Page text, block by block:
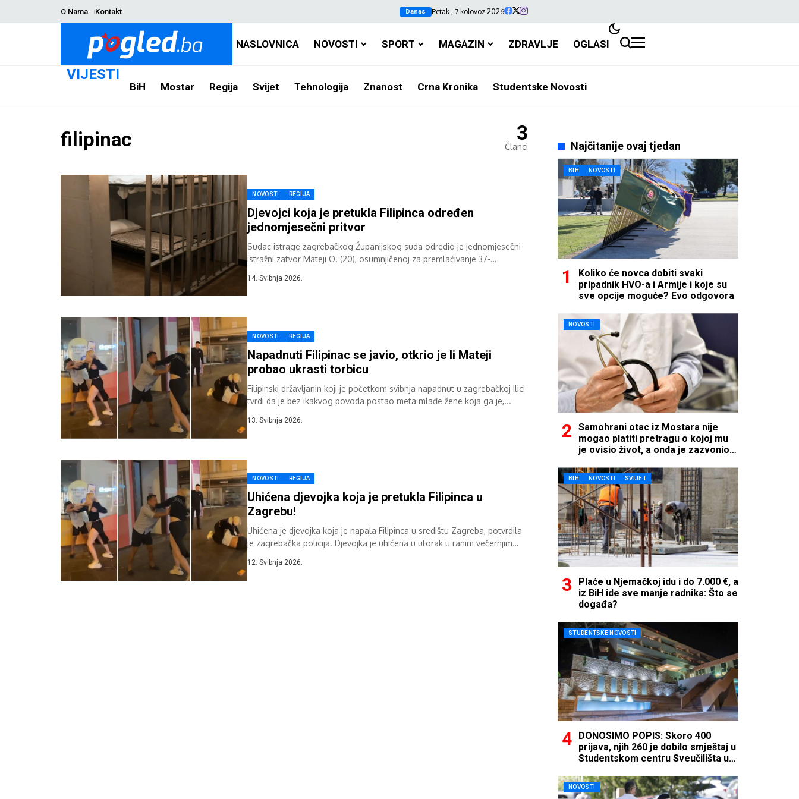
O Nama Kontakt Danas Petak , 7 kolovoz 2026
NASLOVNICA NOVOSTI SPORT MAGAZIN ZDRAVLJE OGLASI
VIJESTI
BiH Mostar Regija Svijet Tehnologija Znanost Crna Kronika Studentske Novosti
filipinac 3
Članci
NOVOSTI REGIJA
Djevojci koja je pretukla Filipinca određen
jednomjesečni pritvor
Sudac istrage zagrebačkog Županijskog suda odredio je jednomjesečni
istražni zatvor Mateji O. (20), osumnjičenoj za premlaćivanje 37-
14. Svibnja 2026.
NOVOSTI REGIJA
Napadnuti Filipinac se javio, otkrio je li Mateji
probao ukrasti torbicu
Filipinski državljanin koji je početkom svibnja napadnut u zagrebačkoj Ilici
tvrdi da je bez ikakvog povoda postao meta mlađe žene koja ga je,...
13. Svibnja 2026.
NOVOSTI REGIJA
Uhićena djevojka koja je pretukla Filipinca u
Zagrebu!
Uhićena je djevojka koja je napala Filipinca u središtu Zagreba, potvrdila
je zagrebačka policija. Djevojka je uhićena u utorak u ranim večernjim
12. Svibnja 2026.
Najčitanije ovaj tjedan
BIH NOVOSTI
Koliko će novca dobiti svaki
pripadnik HVO-a i Armije i koje su
sve opcije moguće? Evo odgovora
NOVOSTI
Samohrani otac iz Mostara nije
mogao platiti pretragu o kojoj mu
je ovisio život, a onda je zazvonio
BIH NOVOSTI SVIJET
Plaće u Njemačkoj idu i do 7.000 €, a
iz BiH ide sve manje radnika: Što se
događa?
STUDENTSKE NOVOSTI
DONOSIMO POPIS: Skoro 400
prijava, njih 260 je dobilo smještaj u
Studentskom centru Sveučilišta u
NOVOSTI